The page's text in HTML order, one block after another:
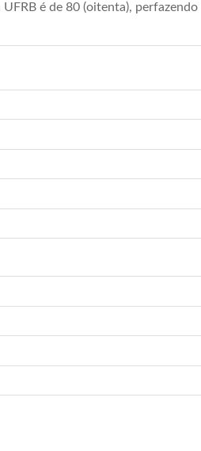
é de 80 (oitenta),